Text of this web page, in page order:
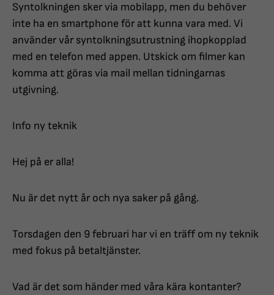
Syntolkningen sker via mobilapp, men du behöver
inte ha en smartphone för att kunna vara med. Vi
använder vår syntolkningsutrustning ihopkopplad
med en telefon med appen. Utskick om filmer kan
komma att göras via mail mellan tidningarnas
utgivning.
Info ny teknik
Hej på er alla!
Nu är det nytt år och nya saker på gång.
Torsdagen den 9 februari har vi en träff om ny teknik
med fokus på betaltjänster.
Vad är det som händer med våra kära kontanter?